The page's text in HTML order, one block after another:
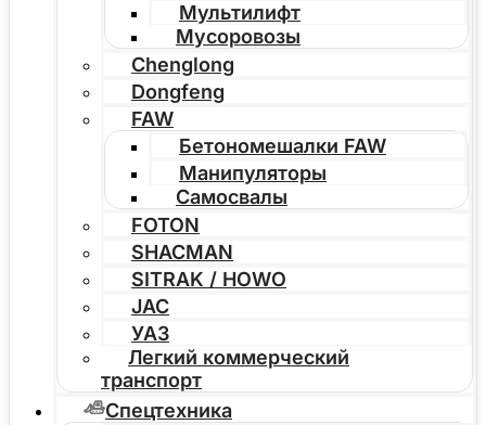
Мультилифт
Мусоровозы
Chenglong
Dongfeng
FAW
Бетономешалки FAW
Манипуляторы
Самосвалы
FOTON
SHACMAN
SITRAK / HOWO
JAC
УАЗ
Легкий коммерческий
транспорт
Спецтехника